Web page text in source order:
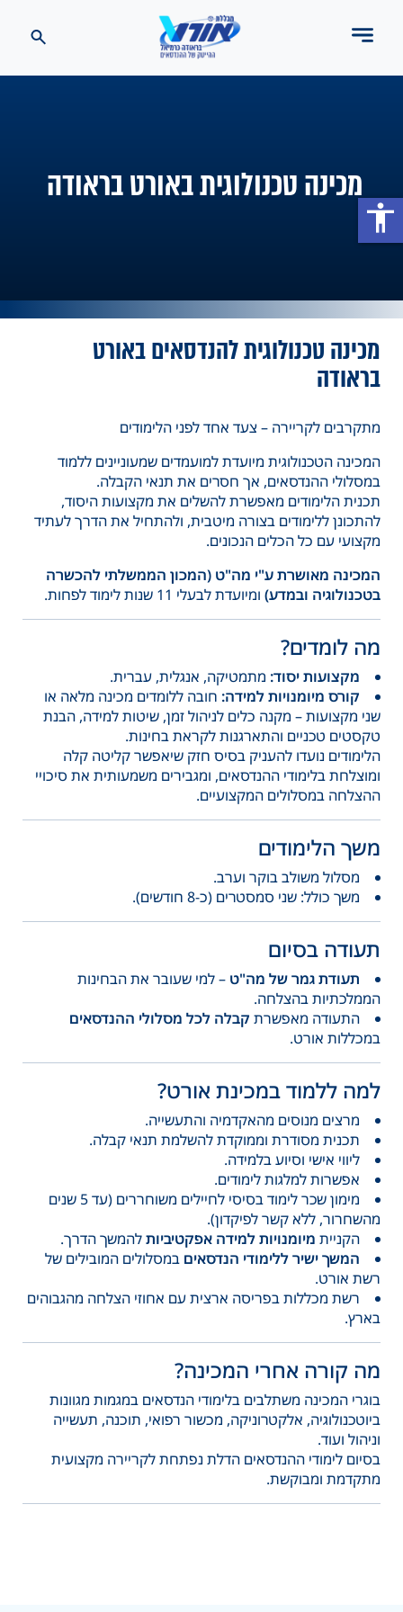
מכינה טכנולוגית באורט בראודה
מכינה טכנולוגית להנדסאים באורט
בראודה
מתקרבים לקריירה – צעד אחד לפני הלימודים
המכינה הטכנולוגית מיועדת למועמדים שמעוניינים ללמוד
במסלולי ההנדסאים, אך חסרים את תנאי הקבלה.
תכנית הלימודים מאפשרת להשלים את מקצועות היסוד,
להתכונן ללימודים בצורה מיטבית, ולהתחיל את הדרך לעתיד
מקצועי עם כל הכלים הנכונים.
המכינה מאושרת ע"י מה"ט (המכון הממשלתי להכשרה
בטכנולוגיה ובמדע) ומיועדת לבעלי 11 שנות לימוד לפחות.
מה לומדים?
מקצועות יסוד: מתמטיקה, אנגלית, עברית.
קורס מיומנויות למידה: חובה ללומדים מכינה מלאה או
שני מקצועות – מקנה כלים לניהול זמן, שיטות למידה, הבנת
טקסטים טכניים והתארגנות לקראת בחינות.
הלימודים נועדו להעניק בסיס חזק שיאפשר קליטה קלה
ומוצלחת בלימודי ההנדסאים, ומגבירים משמעותית את סיכויי
ההצלחה במסלולים המקצועיים.
משך הלימודים
מסלול משולב בוקר וערב.
משך כולל: שני סמסטרים (כ-8 חודשים).
תעודה בסיום
תעודת גמר של מה"ט – למי שעובר את הבחינות
הממלכתיות בהצלחה.
התעודה מאפשרת קבלה לכל מסלולי ההנדסאים
במכללות אורט.
למה ללמוד במכינת אורט?
מרצים מנוסים מהאקדמיה והתעשייה.
תכנית מסודרת וממוקדת להשלמת תנאי קבלה.
ליווי אישי וסיוע בלמידה.
אפשרות למלגות לימודים.
מימון שכר לימוד בסיסי לחיילים משוחררים (עד 5 שנים
מהשחרור, ללא קשר לפיקדון).
הקניית מיומנויות למידה אפקטיביותלהמשך הדרך.
המשך ישיר ללימודי הנדסאים במסלולים המובילים של
רשת אורט.
רשת מכללות בפריסה ארצית עם אחוזי הצלחה מהגבוהים
בארץ.
מה קורה אחרי המכינה?
בוגרי המכינה משתלבים בלימודי הנדסאים במגמות מגוונות
ביוטכנולוגיה, אלקטרוניקה, מכשור רפואי, תוכנה, תעשייה
וניהול ועוד.
בסיום לימודי ההנדסאים הדלת נפתחת לקריירה מקצועית
מתקדמת ומבוקשת.
accessibility